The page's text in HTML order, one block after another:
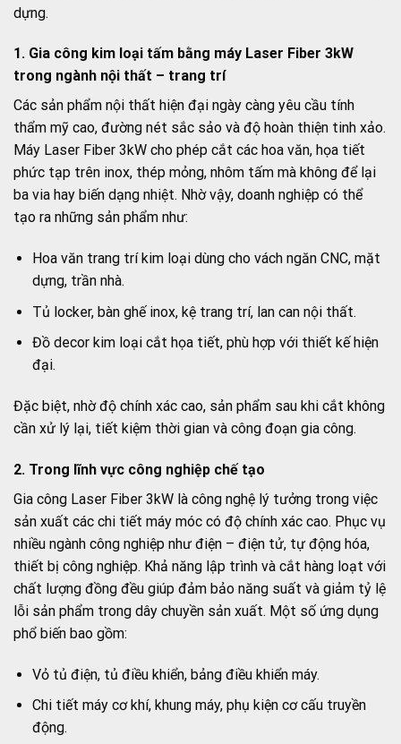
dựng.
1. Gia công kim loại tấm bằng máy Laser Fiber 3kW
trong ngành nội thất – trang trí
Các sản phẩm nội thất hiện đại ngày càng yêu cầu tính
thẩm mỹ cao, đường nét sắc sảo và độ hoàn thiện tinh xảo.
Máy Laser Fiber 3kW cho phép cắt các hoa văn, họa tiết
phức tạp trên inox, thép mỏng, nhôm tấm mà không để lại
ba via hay biến dạng nhiệt. Nhờ vậy, doanh nghiệp có thể
tạo ra những sản phẩm như:
Hoa văn trang trí kim loại dùng cho vách ngăn CNC, mặt
dựng, trần nhà.
Tủ locker, bàn ghế inox, kệ trang trí, lan can nội thất.
Đồ decor kim loại cắt họa tiết, phù hợp với thiết kế hiện
đại.
Đặc biệt, nhờ độ chính xác cao, sản phẩm sau khi cắt không
cần xử lý lại, tiết kiệm thời gian và công đoạn gia công.
2. Trong lĩnh vực công nghiệp chế tạo
Gia công Laser Fiber 3kW là công nghệ lý tưởng trong việc
sản xuất các chi tiết máy móc có độ chính xác cao. Phục vụ
nhiều ngành công nghiệp như điện – điện tử, tự động hóa,
thiết bị công nghiệp. Khả năng lập trình và cắt hàng loạt với
chất lượng đồng đều giúp đảm bảo năng suất và giảm tỷ lệ
lỗi sản phẩm trong dây chuyền sản xuất. Một số ứng dụng
phổ biến bao gồm:
Vỏ tủ điện, tủ điều khiển, bảng điều khiển máy.
Chi tiết máy cơ khí, khung máy, phụ kiện cơ cấu truyền
động.